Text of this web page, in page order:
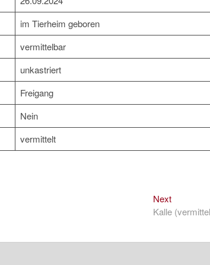
im Tierheim geboren
vermittelbar
unkastriert
Freigang
Nein
vermittelt
NextNext
post:
Kalle